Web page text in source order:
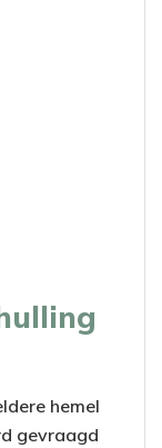
hemel
gevraagd